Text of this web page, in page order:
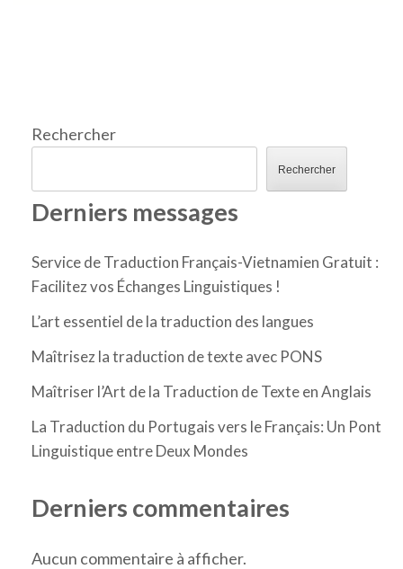
Rechercher
Rechercher
Derniers messages
Service de Traduction Français-Vietnamien Gratuit :
Facilitez vos Échanges Linguistiques !
L’art essentiel de la traduction des langues
Maîtrisez la traduction de texte avec PONS
Maîtriser l’Art de la Traduction de Texte en Anglais
La Traduction du Portugais vers le Français: Un Pont
Linguistique entre Deux Mondes
Derniers commentaires
Aucun commentaire à afficher.